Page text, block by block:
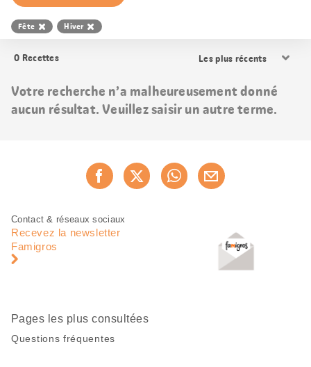
Fête Hiver
0 Recettes
les
Votre recherche n’a malheureusement donné
aucun résultat. Veuillez saisir un autre terme.
Recommander maintenant
Pied
page
Navigation
pied
Contact & réseaux sociaux
Recevez la newsletter
Famigros
Pages les plus consultées
Questions fréquentes